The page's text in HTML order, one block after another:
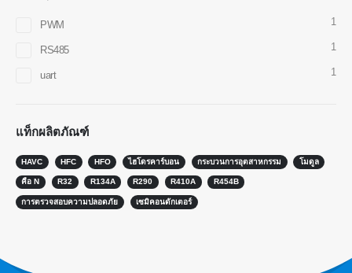
PWM 1
RS485 1
uart 1
แท็กผลิตภัณฑ์
HAVC HFC HFO ไฮโดรคาร์บอน กระบวนการอุตสาหกรรม โมดูล
คือ N R32 R134A R290 R410A R454B
การตรวจสอบความปลอดภัย เซมิคอนดักเตอร์
เซ็นเซอร์ R410
เซ็นเซอร์ R454B
การตรวจสอบสารทำความเย็นโซ่เย็น
การตรวจสอบระบบระบายความร้อนของ
ศูนย์ข้อมูล
การตรวจสอบความปลอดภัยของสาร